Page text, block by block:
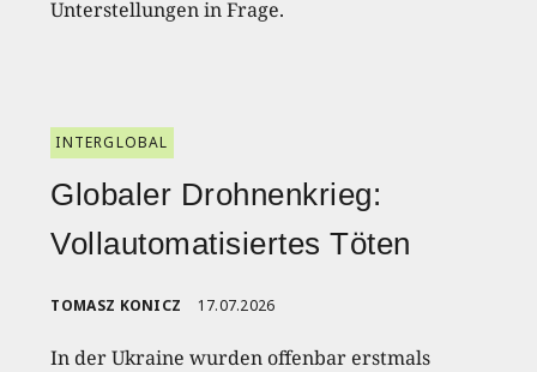
Unterstellungen in Frage.
INTERGLOBAL
Globaler Drohnenkrieg:
Vollautomatisiertes Töten
TOMASZ KONICZ 17.07.2026
In der Ukraine wurden offenbar erstmals